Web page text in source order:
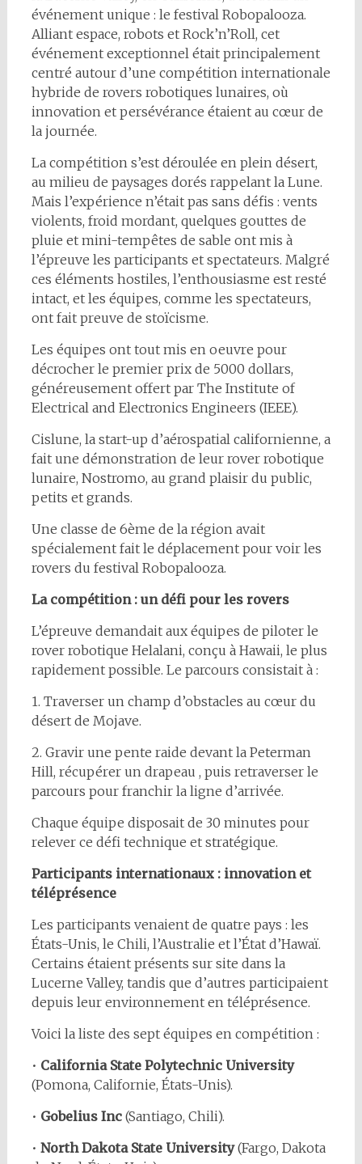
événement unique : le festival Robopalooza.
Alliant espace, robots et Rock’n’Roll, cet
événement exceptionnel était principalement
centré autour d’une compétition internationale
hybride de rovers robotiques lunaires, où
innovation et persévérance étaient au cœur de
la journée.
La compétition s’est déroulée en plein désert,
au milieu de paysages dorés rappelant la Lune.
Mais l’expérience n’était pas sans défis : vents
violents, froid mordant, quelques gouttes de
pluie et mini-tempêtes de sable ont mis à
l’épreuve les participants et spectateurs. Malgré
ces éléments hostiles, l’enthousiasme est resté
intact, et les équipes, comme les spectateurs,
ont fait preuve de stoïcisme.
Les équipes ont tout mis en oeuvre pour
décrocher le premier prix de 5000 dollars,
généreusement offert par The Institute of
Electrical and Electronics Engineers (IEEE).
Cislune, la start-up d’aérospatial californienne, a
fait une démonstration de leur rover robotique
lunaire, Nostromo, au grand plaisir du public,
petits et grands.
Une classe de 6ème de la région avait
spécialement fait le déplacement pour voir les
rovers du festival Robopalooza.
La compétition : un défi pour les rovers
L’épreuve demandait aux équipes de piloter le
rover robotique Helalani, conçu à Hawaii, le plus
rapidement possible. Le parcours consistait à :
1. Traverser un champ d’obstacles au cœur du
désert de Mojave.
2. Gravir une pente raide devant la Peterman
Hill, récupérer un drapeau , puis retraverser le
parcours pour franchir la ligne d’arrivée.
Chaque équipe disposait de 30 minutes pour
relever ce défi technique et stratégique.
Participants internationaux : innovation et
téléprésence
Les participants venaient de quatre pays : les
États-Unis, le Chili, l’Australie et l’État d’Hawaï.
Certains étaient présents sur site dans la
Lucerne Valley, tandis que d’autres participaient
depuis leur environnement en téléprésence.
Voici la liste des sept équipes en compétition :
• California State Polytechnic University
(Pomona, Californie, États-Unis).
• Gobelius Inc(Santiago, Chili).
• North Dakota State University(Fargo, Dakota